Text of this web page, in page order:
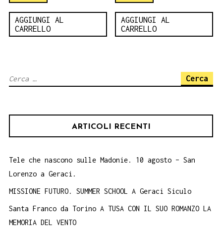
AGGIUNGI AL
CARRELLO
AGGIUNGI AL
CARRELLO
Ricerca
ARTICOLI RECENTI
Tele che nascono sulle Madonie. 10 agosto – San
Lorenzo a Geraci.
MISSIONE FUTURO. SUMMER SCHOOL A Geraci Siculo
Santa Franco da Torino A TUSA CON IL SUO ROMANZO LA
MEMORIA DEL VENTO